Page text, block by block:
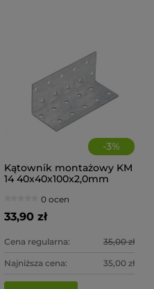
-3%
Kątownik montażowy KM
14 40x40x100x2,0mm
0 ocen
33,90 zł
Cena regularna: 35,00 zł
Najniższa cena: 35,00 zł